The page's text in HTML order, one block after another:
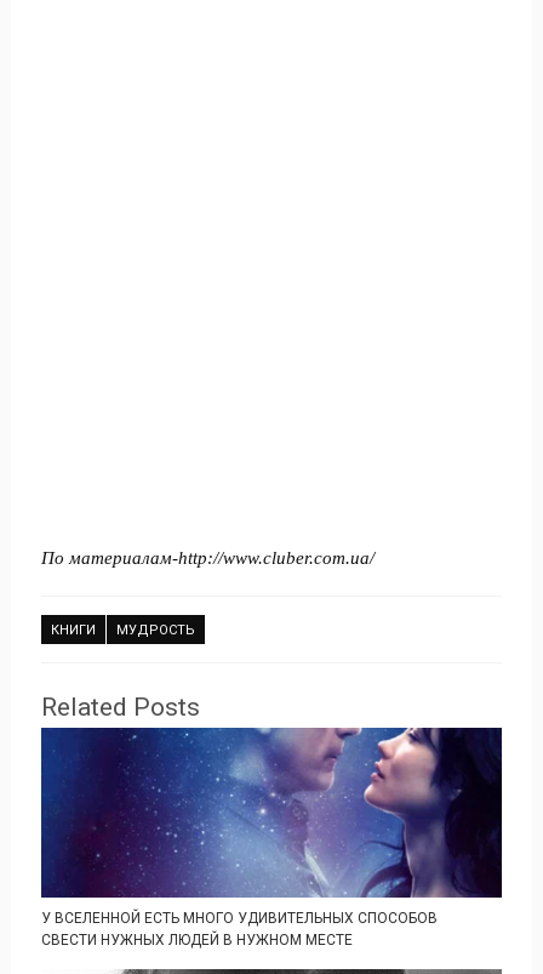
По материалам-http://www.cluber.com.ua/
КНИГИ МУДРОСТЬ
Related Posts
У ВСЕЛЕННОЙ ЕСТЬ МНОГО УДИВИТЕЛЬНЫХ СПОСОБОВ
СВЕСТИ НУЖНЫХ ЛЮДЕЙ В НУЖНОМ МЕСТЕ